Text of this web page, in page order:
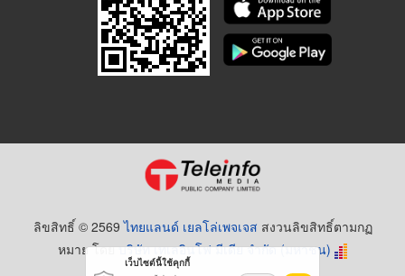
ลิขสิทธิ์ © 2569ไทยแลนด์ เยลโล่เพจเจส สงวนลิขสิทธิ์ตามกฏ
หมาย โดยบริษัท เทเลอินโฟ มีเดีย จำกัด (มหาชน)
เว็บไซต์นี้ใช้คุกกี้